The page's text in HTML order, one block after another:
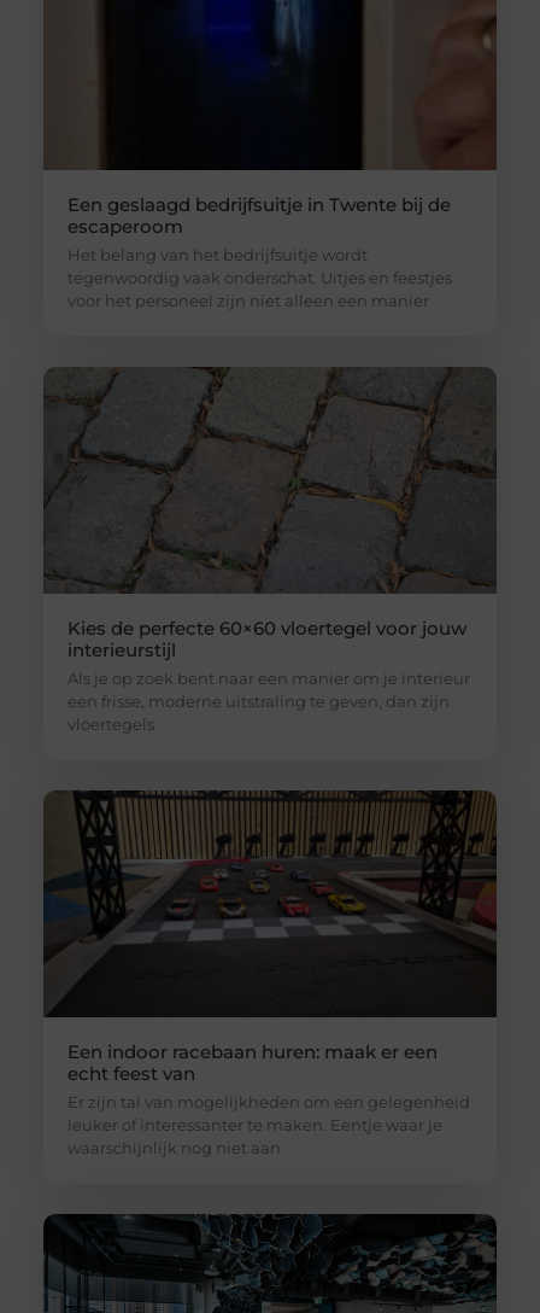
Een geslaagd bedrijfsuitje in Twente bij de
escaperoom
Het belang van het bedrijfsuitje wordt
tegenwoordig vaak onderschat. Uitjes en feestjes
voor het personeel zijn niet alleen een manier
Kies de perfecte 60×60 vloertegel voor jouw
interieurstijl
Als je op zoek bent naar een manier om je interieur
een frisse, moderne uitstraling te geven, dan zijn
vloertegels
Een indoor racebaan huren: maak er een
echt feest van
Er zijn tal van mogelijkheden om een gelegenheid
leuker of interessanter te maken. Eentje waar je
waarschijnlijk nog niet aan